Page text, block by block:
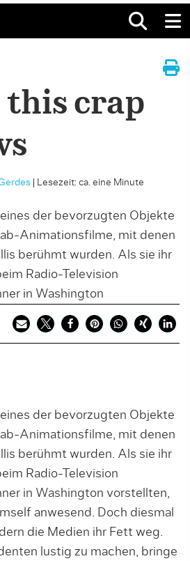
this crap
Lesezeit: ca. eine Minute
der bevorzugten Objekte
Animationsfilme, mit denen
berühmt wurden. Als sie ihr
Radio-Television
in Washington
der bevorzugten Objekte
Animationsfilme, mit denen
berühmt wurden. Als sie ihr
Radio-Television
in Washington vorstellten,
anwesend. Doch diesmal
die Medien ihr Fett weg.
lustig zu machen, bringe